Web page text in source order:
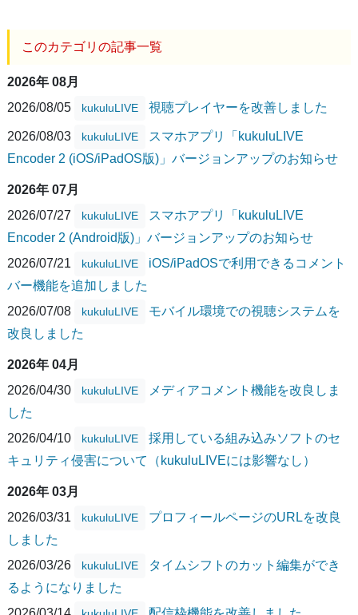
このカテゴリの記事一覧
2026年 08月
2026/08/05
kukuluLIVE 視聴プレイヤーを改善しました
2026/08/03 kukuluLIVE
スマホアプリ「kukuluLIVE
Encoder 2 (iOS/iPadOS版)」バージョンアップのお知らせ
2026年 07月
2026/07/27
kukuluLIVE
スマホアプリ「kukuluLIVE
Encoder 2 (Android版)」バージョンアップのお知らせ
2026/07/21
kukuluLIVE
iOS/iPadOSで利用できるコメント
バー機能を追加しました
2026/07/08
kukuluLIVE
モバイル環境での視聴システムを
改良しました
2026年 04月
2026/04/30
kukuluLIVE
メディアコメント機能を改良しま
した
2026/04/10
kukuluLIVE
採用している組み込みソフトのセ
キュリティ侵害について（kukuluLIVEには影響なし）
2026年 03月
2026/03/31
kukuluLIVE
プロフィールページのURLを改良
しました
2026/03/26
kukuluLIVE
タイムシフトのカット編集ができ
るようになりました